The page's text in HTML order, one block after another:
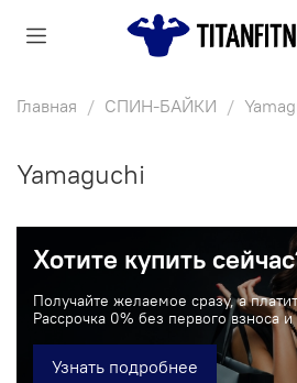
Главная СПИН-БАЙКИ
Yamaguchi
Хотите купить
Получайте желаемое сразу, а
Рассрочка 0% без первого взноса
Узнать подробнее